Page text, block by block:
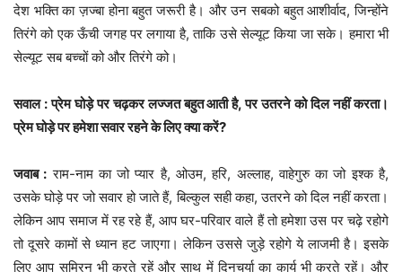
देश भक्ति का ज़ज्बा होना बहुत जरूरी है। और उन सबको बहुत आशीर्वाद, जिन्होंने
तिरंगे को एक ऊँची जगह पर लगाया है, ताकि उसे सेल्यूट किया जा सके। हमारा भी
सेल्यूट सब बच्चों को और तिरंगे को।
सवाल : प्रेम घोड़े पर चढ़कर लज्जत बहुत आती है, पर उतरने को दिल नहीं करता।
प्रेम घोड़े पर हमेशा सवार रहने के लिए क्या करें?
जवाब : राम-नाम का जो प्यार है, ओउम, हरि, अल्लाह, वाहेगुरु का जो इश्क है,
उसके घोड़े पर जो सवार हो जाते हैं, बिल्कुल सही कहा, उतरने को दिल नहीं करता।
लेकिन आप समाज में रह रहे हैं, आप घर-परिवार वाले हैं तो हमेशा उस पर चढ़े रहोगे
तो दूसरे कामों से ध्यान हट जाएगा। लेकिन उससे जुड़े रहोगे ये लाजमी है। इसके
लिए आप सुमिरन भी करते रहें और साथ में दिनचर्या का कार्य भी करते रहें। और